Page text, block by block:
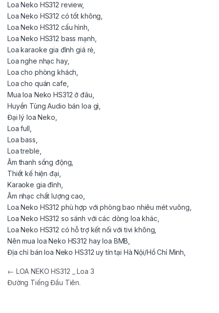
Loa Neko HS312 review,
Loa Neko HS312 có tốt không,
Loa Neko HS312 cấu hình,
Loa Neko HS312 bass mạnh,
Loa karaoke gia đình giá rẻ,
Loa nghe nhạc hay,
Loa cho phòng khách,
Loa cho quán cafe,
Mua loa Neko HS312 ở đâu,
Huyền Tùng Audio bán loa gì,
Đại lý loa Neko,
Loa full,
Loa bass,
Loa treble,
Âm thanh sống động,
Thiết kế hiện đại,
Karaoke gia đình,
Âm nhạc chất lượng cao,
Loa Neko HS312 phù hợp với phòng bao nhiêu mét vuông,
Loa Neko HS312 so sánh với các dòng loa khác,
Loa Neko HS312 có hỗ trợ kết nối với tivi không,
Nên mua loa Neko HS312 hay loa BMB,
Địa chỉ bán loa Neko HS312 uy tín tại Hà Nội/Hồ Chí Minh,
← LOA NEKO HS312 _ Loa 3
Đường Tiếng Đầu Tiên.